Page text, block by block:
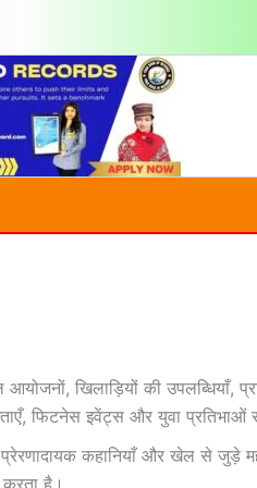
खिलाड़ियों की उपलब्धियाँ,
फिटनेस इवेंट्स और युवा प्रतिभाओं
प्रेरणादायक कहानियाँ और खेल से जुड़े
है।